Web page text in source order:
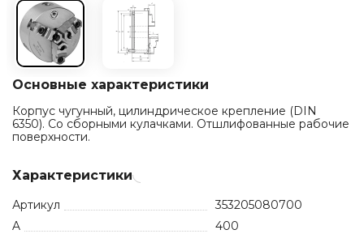
Основные характеристики
Корпус чугунный, цилиндрическое крепление (DIN
6350). Со сборными кулачками. Отшлифованные рабочие
поверхности.
Характеристики
Артикул
353205080700
A
400